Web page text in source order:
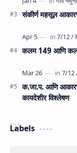
संकीर्ण महसूल
कलम 149 आणि कलम
क.जा.प. आणि
कायदेशीर विश्लेषण
Labels